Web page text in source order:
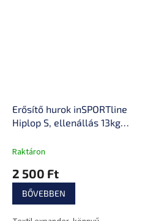
Erősítő hurok inSPORTline
Hiplop S, ellenállás 13kg,
30cm, Nylon, Szilikon,
Raktáron
2 500 Ft
BŐVEBBEN